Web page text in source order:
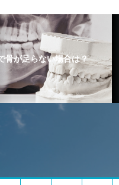
骨が足らない場合は？